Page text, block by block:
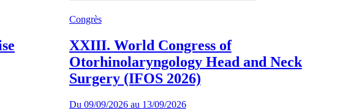
Congrès
XXIII. World Congress of
Otorhinolaryngology Head and Neck
Surgery (IFOS 2026)
Du 09/09/2026au 13/09/2026